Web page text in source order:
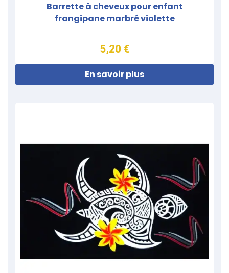
Barrette à cheveux pour enfant
frangipane marbré violette
5,20 €
En savoir plus